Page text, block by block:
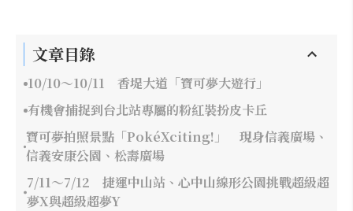
文章目錄
10/10～10/11 香堤大道「寶可夢大遊行」
有機會捕捉到台北站專屬的粉紅裝扮皮卡丘
寶可夢拍照景點「PokéXciting!」 現身信義廣場、
信義安康公園、松壽廣場
7/11～7/12 捷運中山站、心中山線形公園挑戰超級超
夢X與超級超夢Y